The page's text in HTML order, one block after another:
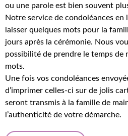
ou une parole est bien souvent
Notre service de condoléances en
laisser quelques mots pour la
jours après la cérémonie. Nous
possibilité de prendre le temps de
mots.
Une fois vos condoléances
d’imprimer celles-ci sur de jolis
seront transmis à la famille de
l’authenticité de votre démarche.